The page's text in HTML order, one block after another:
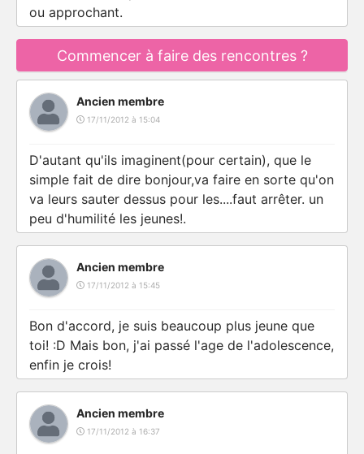
ou approchant.
Commencer à faire des rencontres ?
Ancien membre
17/11/2012 à 15:04
D'autant qu'ils imaginent(pour certain), que le
simple fait de dire bonjour,va faire en sorte qu'on
va leurs sauter dessus pour les....faut arrêter. un
peu d'humilité les jeunes!.
Ancien membre
17/11/2012 à 15:45
Bon d'accord, je suis beaucoup plus jeune que
toi! :D Mais bon, j'ai passé l'age de l'adolescence,
enfin je crois!
Ancien membre
17/11/2012 à 16:37